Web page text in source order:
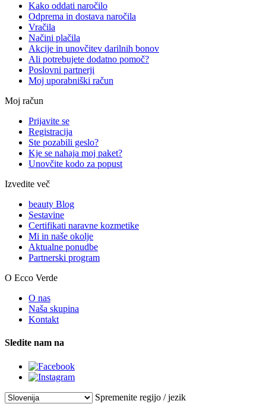
Kako oddati naročilo
Odprema in dostava naročila
Vračila
Načini plačila
Akcije in unovčitev darilnih bonov
Ali potrebujete dodatno pomoč?
Poslovni partnerji
Moj uporabniški račun
Moj račun
Prijavite se
Registracija
Ste pozabili geslo?
Kje se nahaja moj paket?
Unovčite kodo za popust
Izvedite več
beauty Blog
Sestavine
Certifikati naravne kozmetike
Mi in naše okolje
Aktualne ponudbe
Partnerski program
O Ecco Verde
O nas
Naša skupina
Kontakt
Sledite nam na
Spremenite regijo / jezik